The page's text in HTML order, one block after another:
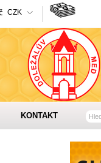
CZK
KONTAKT